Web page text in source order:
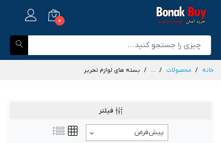
0
خانه محصولات ... بسته های لوازم تحریر
فیلتر
پیش‌فرض